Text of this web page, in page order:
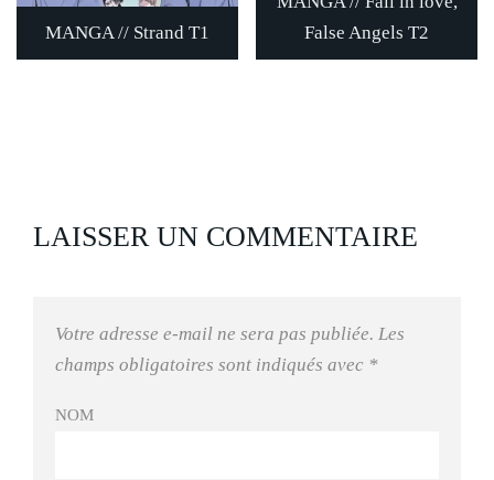
MANGA // Strand T1
False Angels T2
LAISSER UN COMMENTAIRE
Votre adresse e-mail ne sera pas publiée. Les
champs obligatoires sont indiqués avec *
NOM